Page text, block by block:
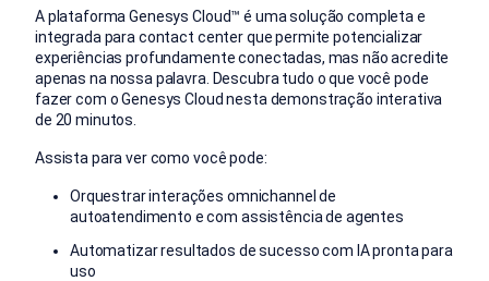
A plataforma Genesys Cloud™ é uma solução completa e
integrada para contact center que permite potencializar
experiências profundamente conectadas, mas não acredite
apenas na nossa palavra. Descubra tudo o que você pode
fazer com o Genesys Cloud nesta demonstração interativa
de 20 minutos.
Assista para ver como você pode:
Orquestrar interações omnichannel de
autoatendimento e com assistência de agentes
Automatizar resultados de sucesso com IA pronta para
uso